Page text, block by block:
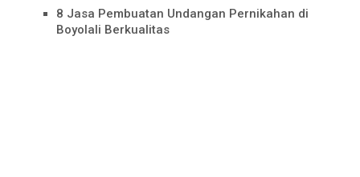
8 Jasa Pembuatan Undangan Pernikahan di
Boyolali Berkualitas